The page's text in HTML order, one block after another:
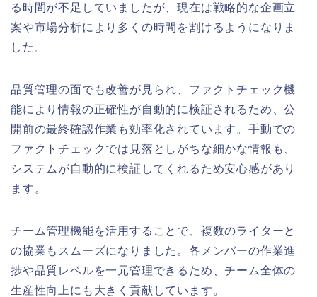
る時間が不足していましたが、現在は戦略的な企画立
案や市場分析により多くの時間を割けるようになりま
した。
品質管理の面でも改善が見られ、ファクトチェック機
能により情報の正確性が自動的に検証されるため、公
開前の最終確認作業も効率化されています。手動での
ファクトチェックでは見落としがちな細かな情報も、
システムが自動的に検証してくれるため安心感があり
ます。
チーム管理機能を活用することで、複数のライターと
の協業もスムーズになりました。各メンバーの作業進
捗や品質レベルを一元管理できるため、チーム全体の
生産性向上にも大きく貢献しています。